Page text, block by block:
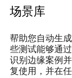
场景库
帮助您自动生
些测试能够通
识别边缘案例
复使用，并在